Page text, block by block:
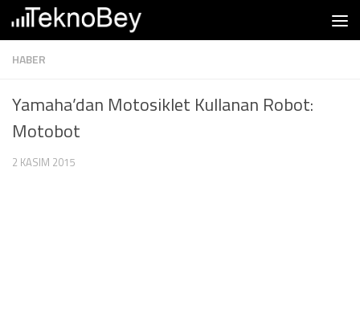
Skip to content
HABER
Yamaha’dan Motosiklet Kullanan Robot:
Motobot
2 KASIM 2015